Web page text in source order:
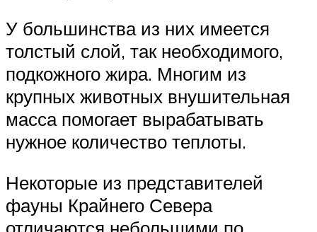
У большинства из них имеется
толстый слой, так необходимого,
подкожного жира. Многим из
крупных животных внушительная
масса помогает вырабатывать
нужное количество теплоты.
Некоторые из представителей
фауны Крайнего Севера